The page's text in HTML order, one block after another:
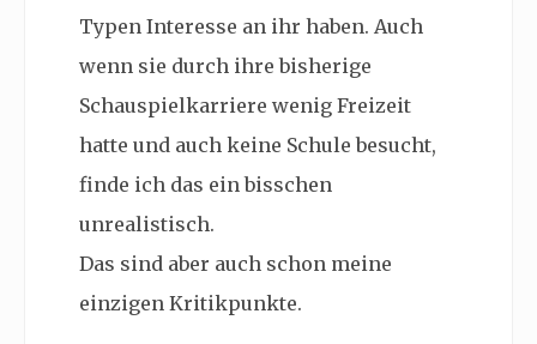
Typen Interesse an ihr haben. Auch
wenn sie durch ihre bisherige
Schauspielkarriere wenig Freizeit
hatte und auch keine Schule besucht,
finde ich das ein bisschen
unrealistisch.
Das sind aber auch schon meine
einzigen Kritikpunkte.